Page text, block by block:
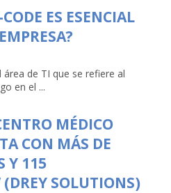
ES ESENCIAL
de TI que se refiere al
en el ...
MÉDICO
CON MÁS DE
Y 115
(DREY SOLUTIONS)